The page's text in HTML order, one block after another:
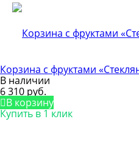
Корзина с фруктами
В наличии
6 310 руб.
В корзину
Купить в 1 клик